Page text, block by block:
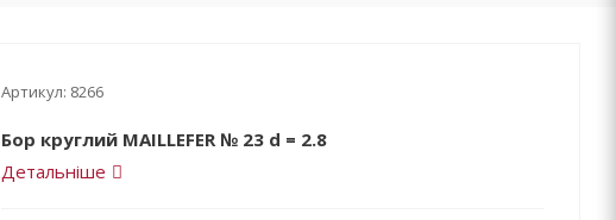
Артикул: 8266
Бор круглий MAILLEFER № 23 d = 2.8
Детальніше